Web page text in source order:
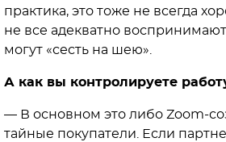
практика, это тоже не всегда
не все адекватно
могут «сесть на шею».
А как вы контролируете
— В основном это либо Zoom-
тайные покупатели. Если